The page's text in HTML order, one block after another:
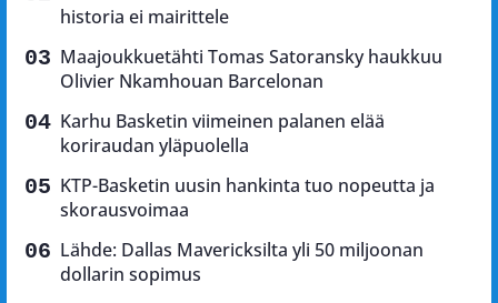
historia ei mairittele
Maajoukkuetähti Tomas Satoransky haukkuu
Olivier Nkamhouan Barcelonan
Karhu Basketin viimeinen palanen elää
koriraudan yläpuolella
KTP-Basketin uusin hankinta tuo nopeutta ja
skorausvoimaa
Lähde: Dallas Mavericksilta yli 50 miljoonan
dollarin sopimus